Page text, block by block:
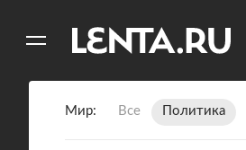
Мир Все Политика